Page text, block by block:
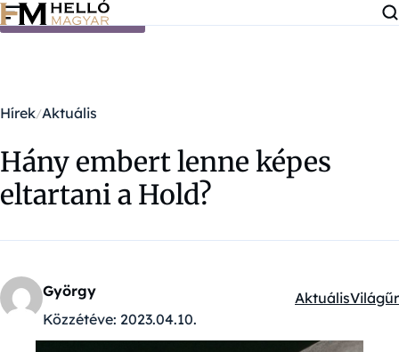
Ugrás a tartalomra
Hírek Aktuális
Hány embert lenne képes
eltartani a Hold?
György
Közzétéve: 2023.04.10.
Kategóriák:
AktuálisVilágűr